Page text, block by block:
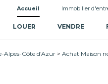
Accueil Immobilier
LOUER VENDRE
Alpes-Côte d'Azur Achat Maison